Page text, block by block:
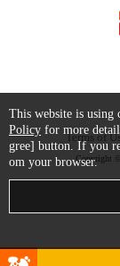
Terms of
Copyright
This website is using
Policy for more
gree] button. If you
om your browser.